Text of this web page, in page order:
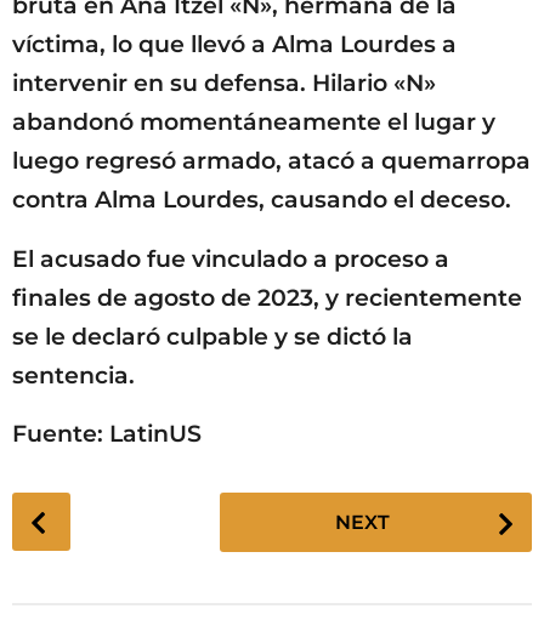
bruta en Ana Itzel «N», hermana de la
víctima, lo que llevó a Alma Lourdes a
intervenir en su defensa. Hilario «N»
abandonó momentáneamente el lugar y
luego regresó armado, atacó a quemarropa
contra Alma Lourdes, causando el deceso.
El acusado fue vinculado a proceso a
finales de agosto de 2023, y recientemente
se le declaró culpable y se dictó la
sentencia.
Fuente: LatinUS
o
NEXT